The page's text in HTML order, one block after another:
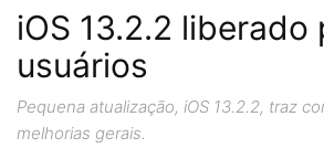
iOS 13.2.2 liberado
usuários
Pequena atualização, iOS 13.2.2, traz
melhorias gerais.